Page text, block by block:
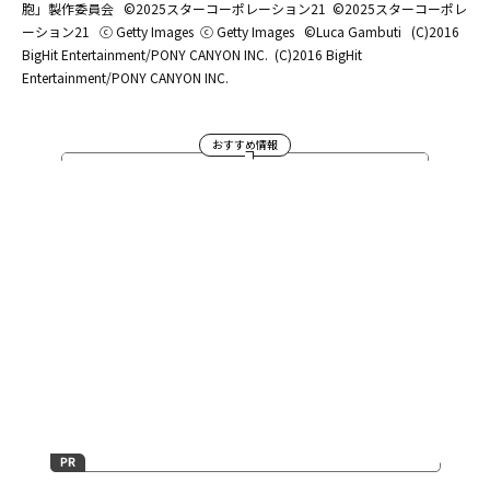
胞」製作委員会 ©2025スターコーポレーション21 ©2025スターコーポレ
ーション21
ⓒ Getty Images ⓒ Getty Images ©Luca Gambuti (C)2016
BigHit Entertainment/PONY CANYON INC. (C)2016 BigHit
Entertainment/PONY CANYON INC.
おすすめ情報